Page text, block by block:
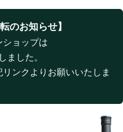
のお知らせ】
ショップは
ました。
ンクよりお願いいたしま